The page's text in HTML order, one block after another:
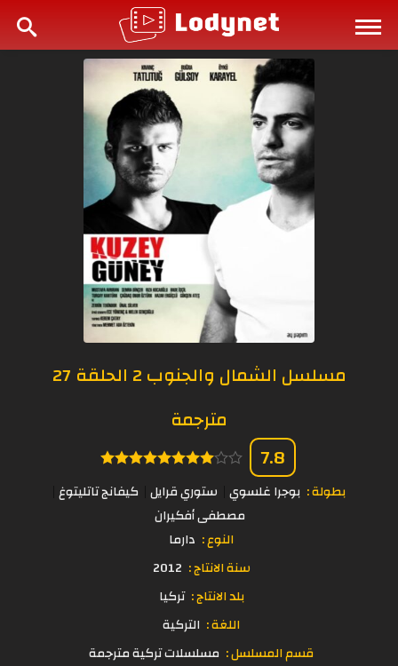
مسلسل الشمال والجنوب 2 الحلقة 27
مترجمة
7.8
بطولة : بوجرا غلسوي ستوري قرايل كيفانج تاتليتوغ
مصطفى أفكيران
النوع : دارما
سنة الانتاج : 2012
بلد الانتاج : تركيا
اللغة : التركية
قسم المسلسل : مسلسلات تركية مترجمة